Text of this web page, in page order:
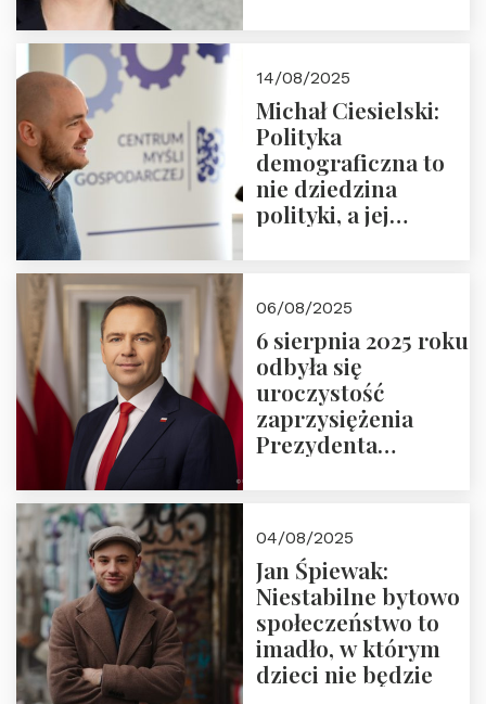
14/08/2025
Michał Ciesielski:
Polityka
demograficzna to
nie dziedzina
polityki, a jej
06/08/2025
6 sierpnia 2025 roku
odbyła się
uroczystość
zaprzysiężenia
Prezydenta
Nawrockiego
04/08/2025
Jan Śpiewak:
Niestabilne bytowo
społeczeństwo to
imadło, w którym
dzieci nie będzie